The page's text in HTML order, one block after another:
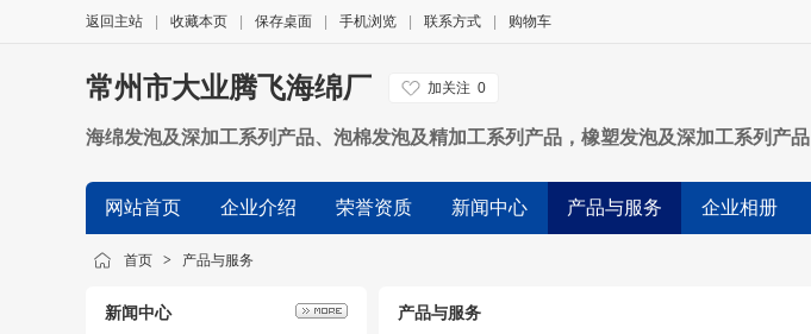
返回主站 收藏本页 保存桌面 手机浏览 联系方式 购物车
常州市大业腾飞海绵厂 加关注 0
海绵发泡及深加工系列产品、泡棉发泡及精加工系列产品，橡塑发泡及深加工系列产品
网站首页 企业介绍 荣誉资质 新闻中心 产品与服务 企业相册
首页 > 产品与服务
新闻中心 产品与服务